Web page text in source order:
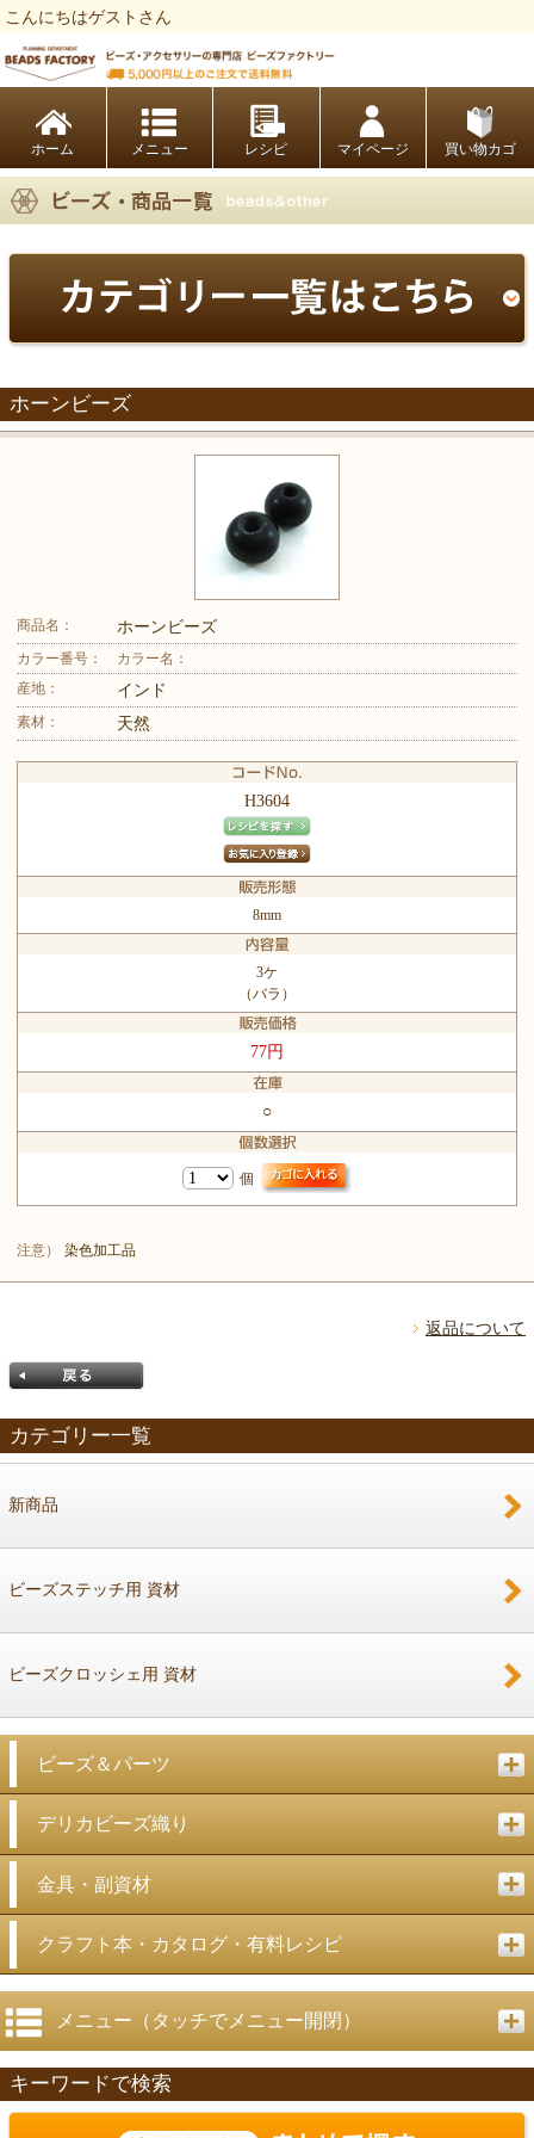
こんにちはゲストさん
ホーム レシピ マイページ 買い物カゴ
ホーンビーズ
商品名： ホーンビーズ
カラー番号：
カラー名：
産地：
インド
素材： 天然
H3604
8mm
3ケ
（バラ）
77円
○
個
注意） 染色加工品
返品について
カテゴリー一覧
新商品
ビーズステッチ用 資材
ビーズクロッシェ用 資材
ビーズ＆パーツ
デリカビーズ織り
金具・副資材
クラフト本・カタログ・有料レシピ
メニュー（タッチでメニュー開閉）
キーワードで検索